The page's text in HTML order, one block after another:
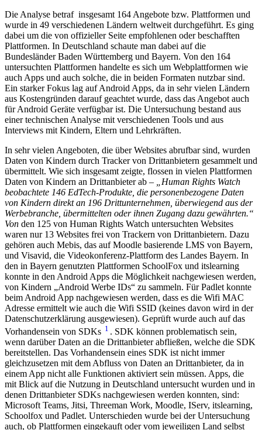
Die Analyse betraf insgesamt 164 Angebote bzw. Plattformen und
wurde in 49 verschiedenen Ländern weltweit durchgeführt. Es ging
dabei um die von offizieller Seite empfohlenen oder beschafften
Plattformen. In Deutschland schaute man dabei auf die
Bundesländer Baden Württemberg und Bayern. Von den 164
untersuchten Plattformen handelte es sich um Webplattformen wie
auch Apps und auch solche, die in beiden Formaten nutzbar sind.
Ein starker Fokus lag auf Android Apps, da in sehr vielen Ländern
aus Kostengründen darauf geachtet wurde, dass das Angebot auch
für Android Geräte verfügbar ist. Die Untersuchung bestand aus
einer technischen Analyse mit verschiedenen Tools und aus
Interviews mit Kindern, Eltern und Lehrkräften.
In sehr vielen Angeboten, die über Websites abrufbar sind, wurden
Daten von Kindern durch Tracker von Drittanbietern gesammelt und
übermittelt. Wie sich insgesamt zeigte, flossen in vielen Plattformen
Daten von Kindern an Drittanbieter ab –
„Human Rights Watch
beobachtete 146 EdTech-Produkte, die personenbezogene Daten
von Kindern direkt an 196 Drittunternehmen, überwiegend aus der
Werbebranche, übermittelten oder ihnen Zugang dazu gewährten.“
Von den 125 von Human Rights Watch untersuchten Websites
waren nur 13 Websites frei von Trackern von Drittanbietern. Dazu
gehören auch Mebis, das auf Moodle basierende LMS von Bayern,
und Visavid, die Videokonferenz-Plattform des Landes Bayern. In
den in Bayern genutzten Plattformen SchoolFox und itslearning
konnte in den Android Apps die Möglichkeit nachgewiesen werden,
von Kindern „Android Werbe IDs“ zu sammeln. Für Padlet konnte
beim Android App nachgewiesen werden, dass es die Wifi MAC
Adresse ermittelt wie auch die Wifi SSID (keines davon wird in der
Datenschutzerklärung ausgewiesen). Geprüft wurde auch auf das
Vorhandensein von SDKs 1 . SDK können problematisch sein,
wenn darüber Daten an die Drittanbieter abfließen, welche die SDK
bereitstellen. Das Vorhandensein eines SDK ist nicht immer
gleichzusetzen mit dem Abfluss von Daten an Drittanbieter, da in
einem App nicht alle Funktionen aktiviert sein müssen. Apps, die
mit Blick auf die Nutzung in Deutschland untersucht wurden und in
denen Drittanbieter SDKs nachgewiesen werden konnten, sind:
Microsoft Teams, Jitsi, Threeman Work, Moodle, IServ, itslearning,
Schoolfox und Padlet. Unterschieden wurde bei der Untersuchung
auch, ob Plattformen eingekauft oder vom jeweiligen Land selbst